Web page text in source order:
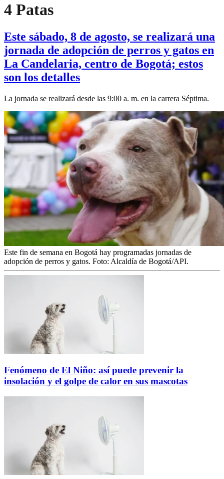
4 Patas
Este sábado, 8 de agosto, se realizará una
jornada de adopción de perros y gatos en
La Candelaria, centro de Bogotá; estos
son los detalles
La jornada se realizará desde las 9:00 a. m. en la carrera Séptima.
Este fin de semana en Bogotá hay programadas jornadas de
adopción de perros y gatos. Foto: Alcaldía de Bogotá/API.
Fenómeno de El Niño: así puede prevenir la
insolación y el golpe de calor en sus mascotas